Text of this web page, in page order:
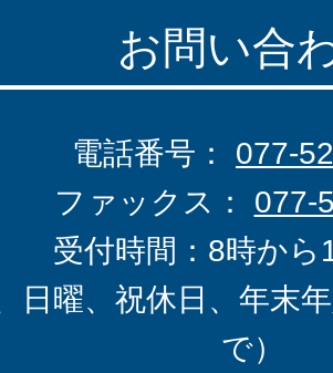
お問い合
電話番号： 077-
ファックス： 077-
受付時間：8時から
日曜、祝休日、年末
で）